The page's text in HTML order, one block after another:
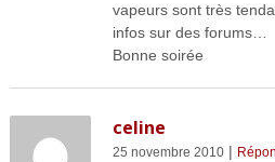
vapeurs sont très
infos sur des forums…
Bonne soirée
celine
25 novembre 2010|